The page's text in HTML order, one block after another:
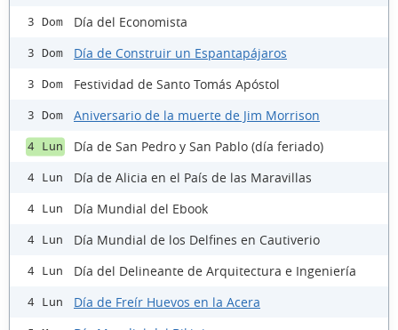
3 Dom Día del Economista
3 Dom Día de Construir un Espantapájaros
3 Dom Festividad de Santo Tomás Apóstol
3 Dom Aniversario de la muerte de Jim Morrison
4 Lun Día de San Pedro y San Pablo (día feriado)
4 Lun Día de Alicia en el País de las Maravillas
4 Lun Día Mundial del Ebook
4 Lun Día Mundial de los Delfines en Cautiverio
4 Lun Día del Delineante de Arquitectura e Ingeniería
4 Lun Día de Freír Huevos en la Acera